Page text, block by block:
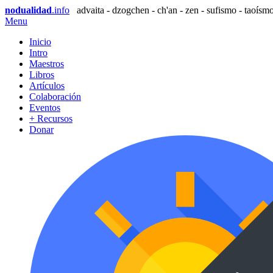
nodualidad.info
advaita - dzogchen - ch'an - zen - sufismo -
Menu
Inicio
Intro
Maestros
Libros
Artículos
Colaboración
Eventos
+ Recursos
Donar